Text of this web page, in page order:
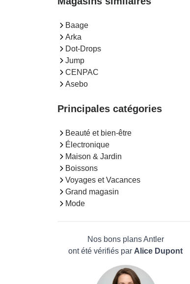
Baage
Arka
Dot-Drops
Jump
CENPAC
Asebo
Principales catégories
Beauté et bien-être
Électronique
Maison & Jardin
Boissons
Voyages et Vacances
Grand magasin
Mode
Nos bons plans Antler
ont été vérifiés par Alice Dupont